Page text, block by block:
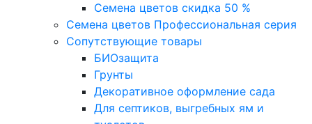
Семена цветов скидка 50 %
Семена цветов Профессиональная серия
Сопутствующие товары
БИОзащита
Грунты
Декоративное оформление сада
Для септиков, выгребных ям и